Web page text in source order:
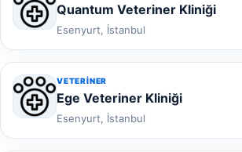
Quantum Veteriner Kliniği
Esenyurt, İstanbul
VETERINER
Ege Veteriner Kliniği
Esenyurt, İstanbul